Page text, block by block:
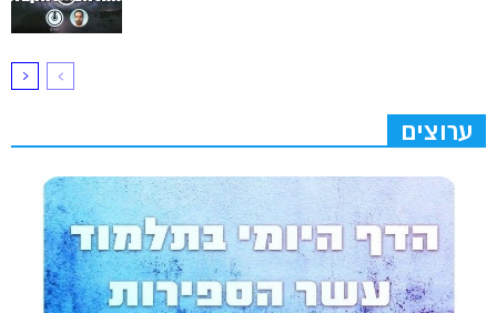
ערוצים